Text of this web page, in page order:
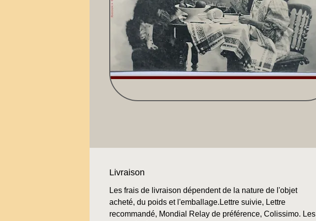
Livraison
Les frais de livraison dépendent de la nature de l'objet
acheté, du poids et l'emballage.Lettre suivie, Lettre
recommandé, Mondial Relay de préférence, Colissimo. Les